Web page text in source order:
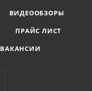
ВИДЕООБЗОРЫ
ПРАЙС ЛИСТ
ВАКАНСИИ